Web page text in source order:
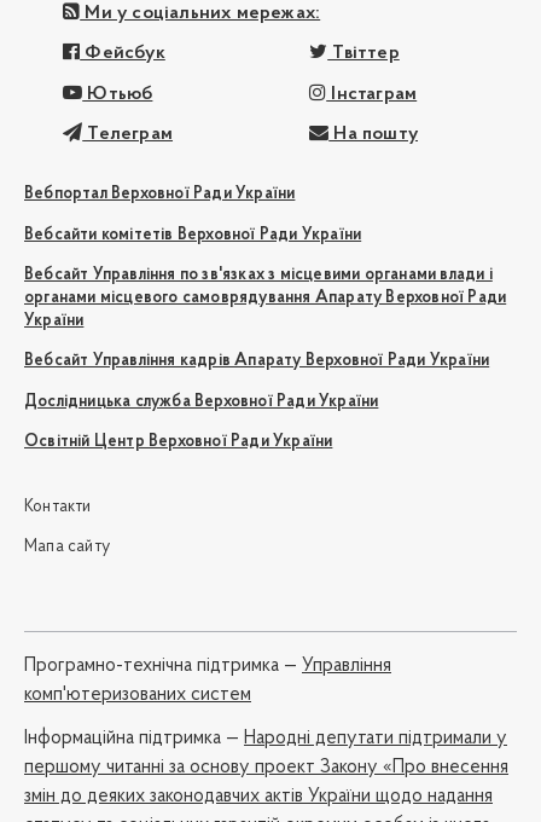
Ми у соціальних мережах:
Фейсбук Твіттер
Ютьюб Інстаграм
Телеграм На пошту
Вебпортал Верховної Ради України
Вебсайти комітетів Верховної Ради України
Вебсайт Управління по зв'язках з місцевими органами влади і
органами місцевого самоврядування Апарату Верховної Ради
України
Вебсайт Управління кадрів Апарату Верховної Ради України
Дослідницька служба Верховної Ради України
Освітній Центр Верховної Ради України
Контакти
Мапа сайту
Програмно-технічна підтримка — Управління
комп'ютеризованих систем
Iнформаційна підтримка — Народні депутати підтримали у
першому читанні за основу проект Закону «Про внесення
змін до деяких законодавчих актів України щодо надання